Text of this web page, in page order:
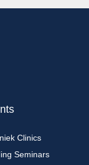
Clinics
Seminars